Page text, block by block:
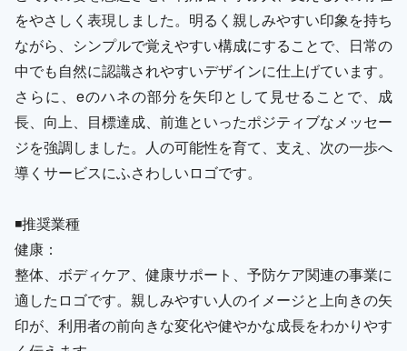
をやさしく表現しました。明るく親しみやすい印象を持ち
ながら、シンプルで覚えやすい構成にすることで、日常の
中でも自然に認識されやすいデザインに仕上げています。
さらに、eのハネの部分を矢印として見せることで、成
長、向上、目標達成、前進といったポジティブなメッセー
ジを強調しました。人の可能性を育て、支え、次の一歩へ
導くサービスにふさわしいロゴです。
◾️推奨業種
健康：
整体、ボディケア、健康サポート、予防ケア関連の事業に
適したロゴです。親しみやすい人のイメージと上向きの矢
印が、利用者の前向きな変化や健やかな成長をわかりやす